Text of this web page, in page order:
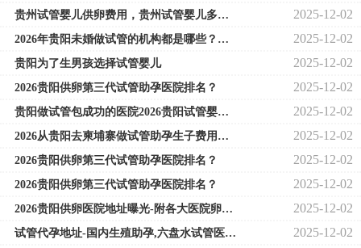
贵州试管婴儿供卵费用，贵州试管婴儿多少钱（2026贵州试管婴儿的费用多少） 2025-12-02
2026年贵阳未婚做试管的机构都是哪些？贵阳可以做试管的医院有哪些？ 2025-12-02
贵阳为了生男孩选择试管婴儿 2025-12-02
2026贵阳供卵第三代试管助孕医院排名？ 2025-12-02
贵阳做试管包成功的医院2026贵阳试管婴儿医院 2025-12-02
2026从贵阳去柬埔寨做试管助孕生子费用多少钱 2025-12-02
2026贵阳供卵第三代试管助孕医院排名？ 2025-12-02
2026贵阳供卵第三代试管助孕医院排名？ 2025-12-02
2026贵阳供卵医院地址曝光-附各大医院卵源等待时间 2025-12-02
试管代孕地址-国内生殖助孕,六盘水试管医院成功率排行，附2026助孕费用明细和 2025-12-02